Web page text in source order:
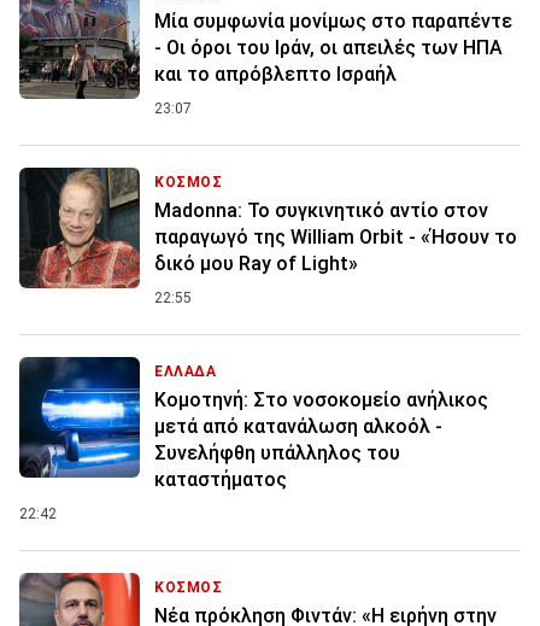
Μία συμφωνία μονίμως στο παραπέντε
- Οι όροι του Ιράν, οι απειλές των ΗΠΑ
και το απρόβλεπτο Ισραήλ
23:07
ΚΟΣΜΟΣ
Madonna: Το συγκινητικό αντίο στον
παραγωγό της William Orbit - «Ήσουν το
δικό μου Ray of Light»
22:55
ΕΛΛΑΔΑ
Κομοτηνή: Στο νοσοκομείο ανήλικος
μετά από κατανάλωση αλκοόλ -
Συνελήφθη υπάλληλος του
καταστήματος
22:42
ΚΟΣΜΟΣ
Νέα πρόκληση Φιντάν: «Η ειρήνη στην